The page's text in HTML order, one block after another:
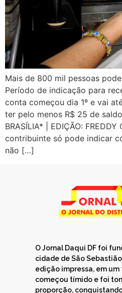
Mais de 800 mil pessoas
Período de indicação para
conta começou dia 1º e vai
ter pelo menos R$ 25 de
BRASÍLIA* | EDIÇÃO: FREDDY
contribuinte só pode indicar
não […]
O Jornal Daqui DF foi
cidade de São
edição impressa, em
começou tímido e foi
proporção,